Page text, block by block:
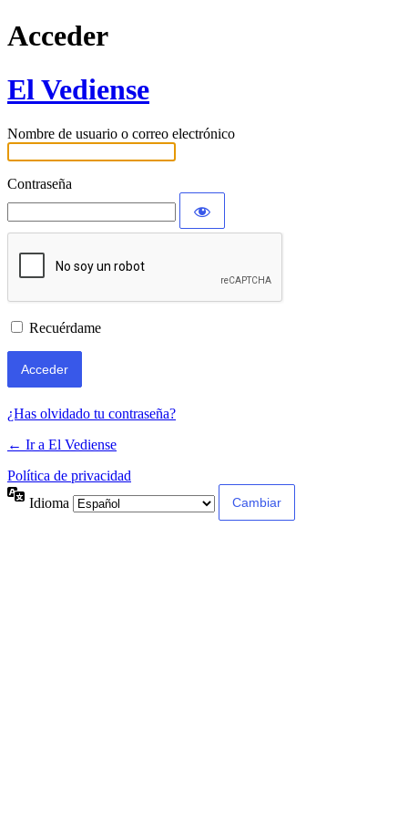
Acceder
El Vediense
Nombre de usuario o correo electrónico
Contraseña
Recuérdame
¿Has olvidado tu contraseña?
← Ir a El Vediense
Política de privacidad
Idioma